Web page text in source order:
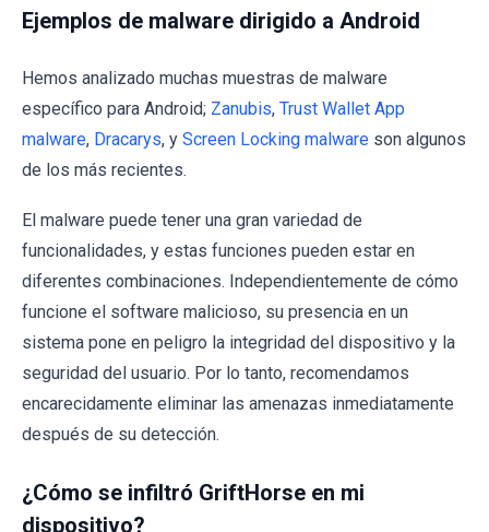
Ejemplos de malware dirigido a Android
Hemos analizado muchas muestras de malware
específico para Android; Zanubis, Trust Wallet App
malware, Dracarys, y Screen Locking malware son algunos
de los más recientes.
El malware puede tener una gran variedad de
funcionalidades, y estas funciones pueden estar en
diferentes combinaciones. Independientemente de cómo
funcione el software malicioso, su presencia en un
sistema pone en peligro la integridad del dispositivo y la
seguridad del usuario. Por lo tanto, recomendamos
encarecidamente eliminar las amenazas inmediatamente
después de su detección.
¿Cómo se infiltró GriftHorse en mi
dispositivo?